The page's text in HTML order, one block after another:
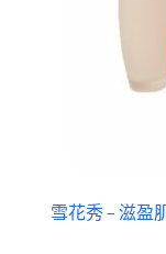
雪花秀 – 滋盈